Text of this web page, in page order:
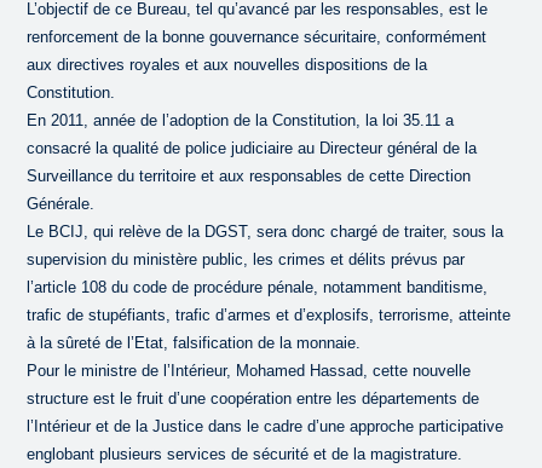
L’objectif de ce Bureau, tel qu’avancé par les responsables, est le
renforcement de la bonne gouvernance sécuritaire, conformément
aux directives royales et aux nouvelles dispositions de la
Constitution.
En 2011, année de l’adoption de la Constitution, la loi 35.11 a
consacré la qualité de police judiciaire au Directeur général de la
Surveillance du territoire et aux responsables de cette Direction
Générale.
Le BCIJ, qui relève de la DGST, sera donc chargé de traiter, sous la
supervision du ministère public, les crimes et délits prévus par
l’article 108 du code de procédure pénale, notamment banditisme,
trafic de stupéfiants, trafic d’armes et d’explosifs, terrorisme, atteinte
à la sûreté de l’Etat, falsification de la monnaie.
Pour le ministre de l’Intérieur, Mohamed Hassad, cette nouvelle
structure est le fruit d’une coopération entre les départements de
l’Intérieur et de la Justice dans le cadre d’une approche participative
englobant plusieurs services de sécurité et de la magistrature.